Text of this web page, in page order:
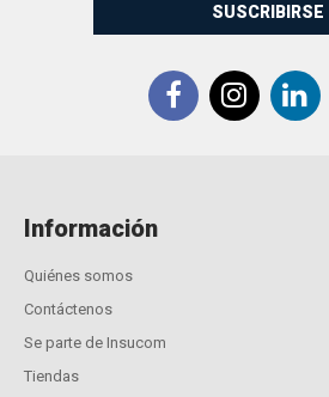
SUSCRIBIRSE
Información
Quiénes somos
Contáctenos
Se parte de Insucom
Tiendas